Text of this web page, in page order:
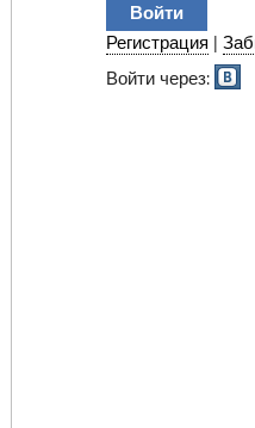
Регистрация |
Войти через: